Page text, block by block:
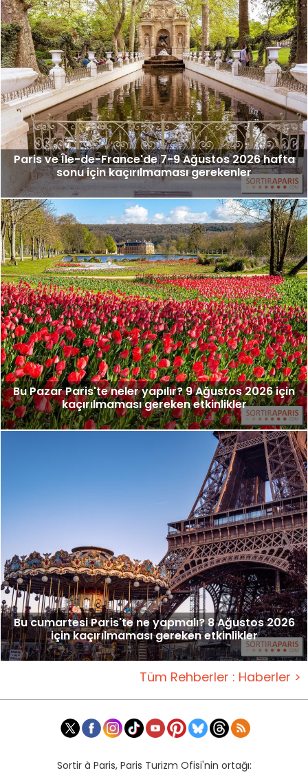
Paris ve Île-de-France'de 7-9 Ağustos 2026 hafta
sonu için kaçırılmaması gerekenler
Bu Pazar Paris'te neler yapılır? 9 Ağustos 2026 için
kaçırılmaması gereken etkinlikler
Bu cumartesi Paris'te ne yapmalı? 8 Ağustos 2026
için kaçırılmaması gereken etkinlikler
Tüm Rehberler : Haberler >
Sortir à Paris, Paris Turizm Ofisi'nin ortağı: